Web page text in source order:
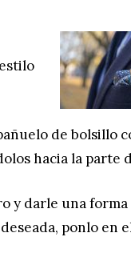
de bolsillo
hacia la parte
y darle una
ponlo en